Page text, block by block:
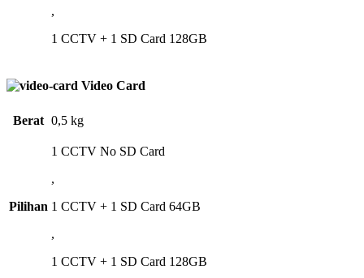
,
1 CCTV + 1 SD Card 128GB
Video Card
Berat 0,5 kg
Pilihan
1 CCTV No SD Card
,
1 CCTV + 1 SD Card 64GB
,
1 CCTV + 1 SD Card 128GB